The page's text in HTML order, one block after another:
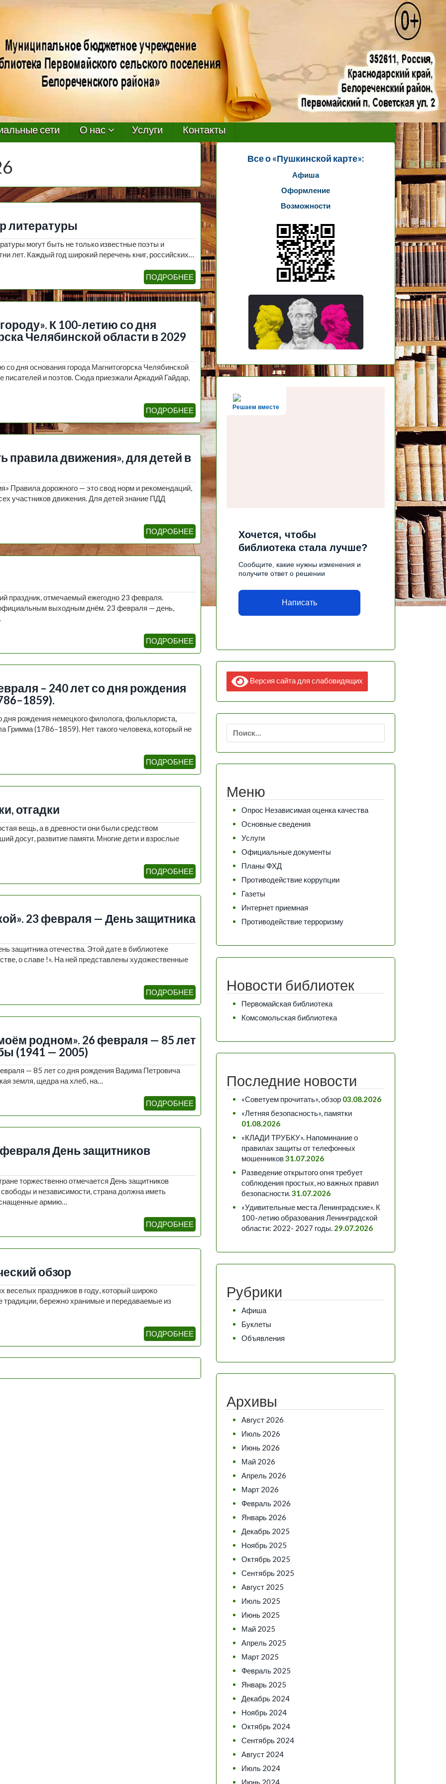
сети О нас Услуги Контакты
литературы
могут быть не только известные поэты и
лет. Каждый год широкий перечень книг, российских…
ПОДРОБНЕЕ
К 100-летию со дня
Челябинской области в 2029
дня основания города Магнитогорска Челябинской
писателей и поэтов. Сюда приезжали Аркадий Гайдар,
ПОДРОБНЕЕ
правила движения», для детей в
Правила дорожного — это свод норм и рекомендаций,
участников движения. Для детей знание ПДД
ПОДРОБНЕЕ
праздник, отмечаемый ежегодно 23 февраля.
выходным днём. 23 февраля — день,
ПОДРОБНЕЕ
– 240 лет со дня рождения
дня рождения немецкого филолога, фольклориста,
Гримма (1786–1859). Нет такого человека, который не
ПОДРОБНЕЕ
отгадки
вещь, а в древности они были средством
досуг, развитие памяти. Многие дети и взрослые
ПОДРОБНЕЕ
23 февраля — День защитника
защитника отечества. Этой дате в библиотеке
о славе !». На ней представлены художественные
ПОДРОБНЕЕ
родном». 26 февраля — 85 лет
(1941 — 2005)
— 85 лет со дня рождения Вадима Петровича
земля, щедра на хлеб, на…
ПОДРОБНЕЕ
День защитников
торжественно отмечается День защитников
и независимости, страна должна иметь
армию…
ПОДРОБНЕЕ
обзор
праздников в году, который широко
традиции, бережно хранимые и передаваемые из
ПОДРОБНЕЕ
Все о «Пушкинской карте»:
Афиша
Оформление
Возможности
Решаем вместе
Хочется, чтобы
библиотека стала лучше?
Сообщите, какие нужны изменения и
получите ответ о решении
Написать
Версия сайта для слабовидящих
Найти:
Меню
Опрос Независимая оценка качества
Основные сведения
Услуги
Официальные документы
Планы ФХД
Противодействие коррупции
Газеты
Интернет приемная
Противодействие терроризму
Новости библиотек
Первомайская библиотека
Комсомольская библиотека
Последние новости
«Советуем прочитать», обзор 03.08.2026
«Летняя безопасность», памятки
01.08.2026
«КЛАДИ ТРУБКУ». Напоминание о
правилах защиты от телефонных
мошенников31.07.2026
Разведение открытого огня требует
соблюдения простых, но важных правил
безопасности.31.07.2026
«Удивительные места Ленинградские». К
100-летию образования Ленинградской
области: 2022- 2027 годы. 29.07.2026
Рубрики
Афиша
Буклеты
Объявления
Архивы
Август 2026
Июль 2026
Июнь 2026
Май 2026
Апрель 2026
Март 2026
Февраль 2026
Январь 2026
Декабрь 2025
Ноябрь 2025
Октябрь 2025
Сентябрь 2025
Август 2025
Июль 2025
Июнь 2025
Май 2025
Апрель 2025
Март 2025
Февраль 2025
Январь 2025
Декабрь 2024
Ноябрь 2024
Октябрь 2024
Сентябрь 2024
Август 2024
Июль 2024
Июнь 2024